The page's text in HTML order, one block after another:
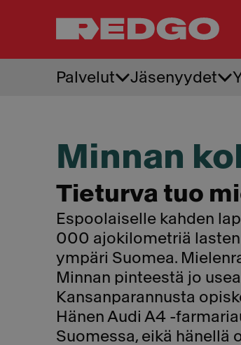
Palvelut
Hinauksen hinta
Hinausautot
hinauspalvelu
Auton hinaus
Moottoripyörän
Jäsenyydet
Asiakaspalvelu
Ura REDGOlla
Kestävä
Minnan
Tieturva tuo
Espoolaiselle kahden
000 ajokilometriä
ympäri Suomea.
Minnan pinteestä jo
Kansanparannusta
Hänen Audi A4 -
Suomessa, eikä hänellä